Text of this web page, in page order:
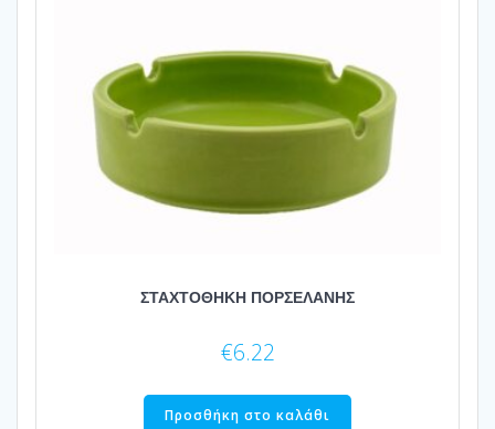
ΣΤΑΧΤΟΘΗΚΗ ΠΟΡΣΕΛΑΝΗΣ
€6.22
Προσθήκη στο καλάθι